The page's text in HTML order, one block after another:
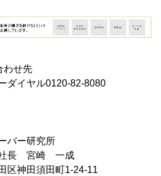
わせ先
ダイヤル0120-82-8080
ー研究所
長 宮崎 一成
区神田須田町1-24-11